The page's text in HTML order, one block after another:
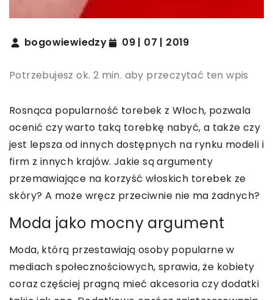
bogowiewiedzy 09 | 07 | 2019
Potrzebujesz ok. 2 min. aby przeczytać ten wpis
Rosnąca popularność torebek z Włoch, pozwala
ocenić czy warto taką torebkę nabyć, a także czy
jest lepsza od innych dostępnych na rynku modeli i
firm z innych krajów. Jakie są argumenty
przemawiające na korzyść włoskich torebek ze
skóry? A może wręcz przeciwnie nie ma żadnych?
Moda jako mocny argument
Moda, którą przestawiają osoby popularne w
mediach społecznościowych, sprawia, że kobiety
coraz częściej pragną mieć akcesoria czy dodatki